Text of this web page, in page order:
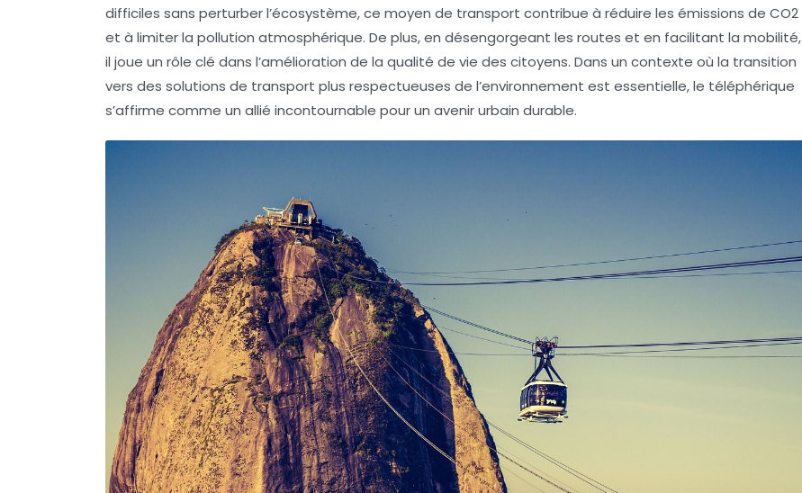
difficiles sans perturber l’écosystème, ce moyen de transport contribue à réduire les émissions de CO2
et à limiter la pollution atmosphérique. De plus, en désengorgeant les routes et en facilitant la mobilité,
il joue un rôle clé dans l’amélioration de la qualité de vie des citoyens. Dans un contexte où la transition
vers des solutions de transport plus respectueuses de l’environnement est essentielle, le téléphérique
s’affirme comme un allié incontournable pour un avenir urbain durable.